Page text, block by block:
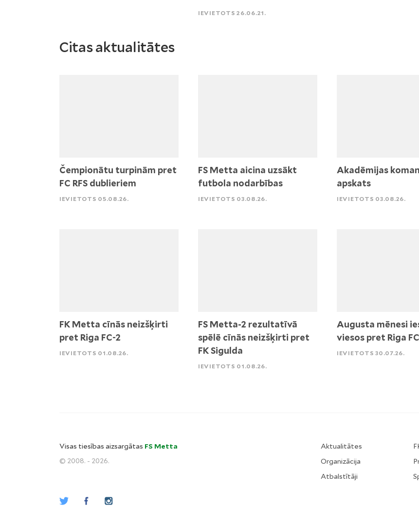
IEVIETOTS 26.06.21.
Citas aktualitātes
Čempionātu turpinām pret
FC RFS dublieriem
IEVIETOTS 05.08.26.
FS Metta aicina uzsākt
futbola nodarbības
IEVIETOTS 03.08.26.
Akadēmijas
apskats
IEVIETOTS 03.08.26.
FK Metta cīnās neizšķirti
pret Riga FC-2
IEVIETOTS 01.08.26.
FS Metta-2 rezultatīvā
spēlē cīnās neizšķirti pret
FK Sigulda
IEVIETOTS 01.08.26.
Augusta mēnesi
viesos pret Riga
IEVIETOTS 30.07.26.
Visas tiesības aizsargātas FS Metta
© 2008. - 2026.
Aktualitātes
Organizācija
Atbalstītāji